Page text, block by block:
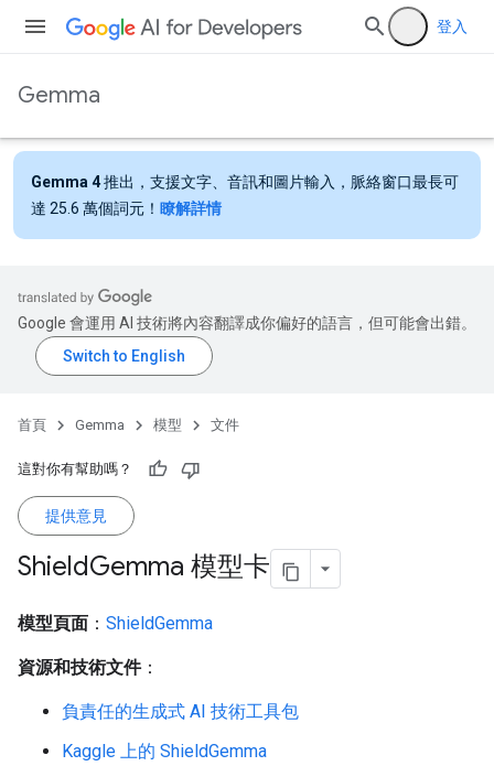
登入
Gemma
Gemma 4推出，支援文字、音訊和圖片輸入，脈絡窗口最長可
達 25.6 萬個詞元！ 瞭解詳情
Google 會運用 AI 技術將內容翻譯成你偏好的語言，但可能會出錯。
首頁 Gemma 模型 文件
這對你有幫助嗎？
提供意見
ShieldGemma 模型卡
模型頁面 ： ShieldGemma
資源和技術文件：
負責任的生成式 AI 技術工具包
Kaggle 上的 ShieldGemma